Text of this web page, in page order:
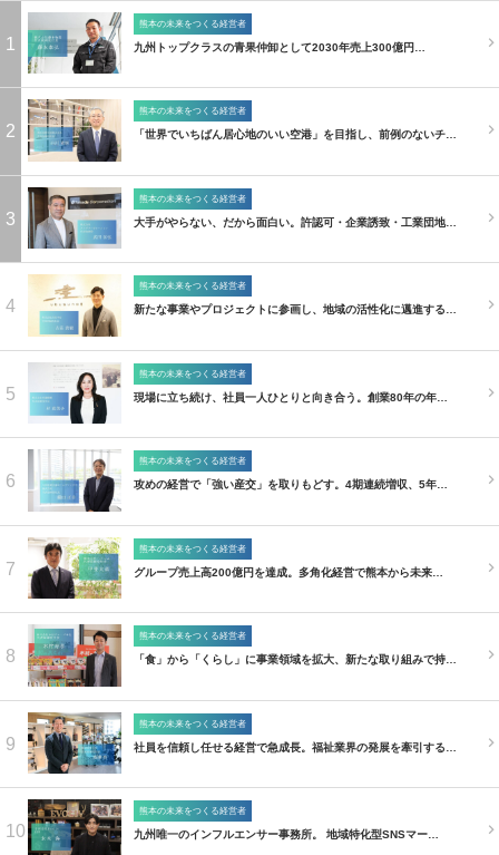
1
熊本の未来をつくる経営者
九州トップクラスの青果仲卸として2030年売上300億円…
2
熊本の未来をつくる経営者
「世界でいちばん居心地のいい空港」を目指し、前例のないチ…
3
熊本の未来をつくる経営者
大手がやらない、だから面白い。許認可・企業誘致・工業団地…
4
熊本の未来をつくる経営者
新たな事業やプロジェクトに参画し、地域の活性化に邁進する…
5
熊本の未来をつくる経営者
現場に立ち続け、社員一人ひとりと向き合う。創業80年の年…
6
熊本の未来をつくる経営者
攻めの経営で「強い産交」を取りもどす。4期連続増収、5年…
7
熊本の未来をつくる経営者
グループ売上高200億円を達成。多角化経営で熊本から未来…
8
熊本の未来をつくる経営者
「食」から「くらし」に事業領域を拡大、新たな取り組みで持…
9
熊本の未来をつくる経営者
社員を信頼し任せる経営で急成長。福祉業界の発展を牽引する…
10
熊本の未来をつくる経営者
九州唯一のインフルエンサー事務所。 地域特化型SNSマー…